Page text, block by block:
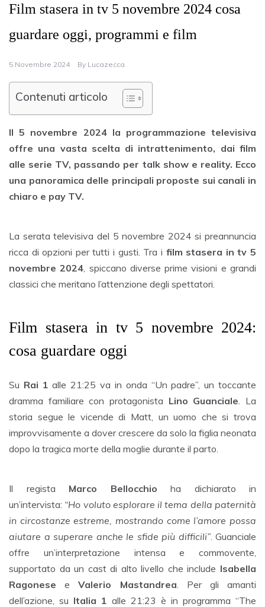
Film stasera in tv 5 novembre 2024 cosa
guardare oggi, programmi e film
5 Novembre 2024 By Lucazecca
Contenuti articolo
Il 5 novembre 2024 la programmazione televisiva
offre una vasta scelta di intrattenimento, dai film
alle serie TV, passando per talk show e reality. Ecco
una panoramica delle principali proposte sui canali in
chiaro e pay TV.
La serata televisiva del 5 novembre 2024 si preannuncia
ricca di opzioni per tutti i gusti. Tra i film stasera in tv 5
novembre 2024 , spiccano diverse prime visioni e grandi
classici che meritano l’attenzione degli spettatori.
Film stasera in tv 5 novembre 2024:
cosa guardare oggi
Su Rai 1 alle 21:25 va in onda “Un padre”, un toccante
dramma familiare con protagonista Lino Guanciale . La
storia segue le vicende di Matt, un uomo che si trova
improvvisamente a dover crescere da solo la figlia neonata
dopo la tragica morte della moglie durante il parto.
Il regista Marco Bellocchio ha dichiarato in
un’intervista: “Ho voluto esplorare il tema della paternità
in circostanze estreme, mostrando come l’amore possa
aiutare a superare anche le sfide più difficili”. Guanciale
offre un’interpretazione intensa e commovente,
supportato da un cast di alto livello che include Isabella
Ragonese eValerio Mastandrea . Per gli amanti
dell’azione, su Italia 1 alle 21:23 è in programma “The